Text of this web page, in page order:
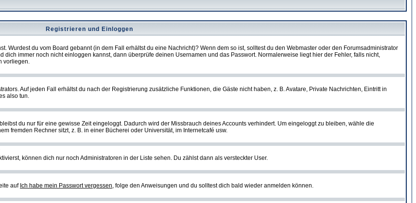
Registrieren und Einloggen
Wurdest du vom Board gebannt (in dem Fall erhältst du eine Nachricht)? Wenn dem so ist, solltest du den Webmaster oder den Forumsadministrator
immer noch nicht einloggen kannst, dann überprüfe deinen Usernamen und das Passwort. Normalerweise liegt hier der Fehler, falls nicht,
vorliegen.
Auf jeden Fall erhältst du nach der Registrierung zusätzliche Funktionen, die Gäste nicht haben, z. B. Avatare, Private Nachrichten, Eintritt in
also tun.
du nur für eine gewisse Zeit eingeloggt. Dadurch wird der Missbrauch deines Accounts verhindert. Um eingeloggt zu bleiben, wähle die
fremden Rechner sitzt, z. B. in einer Bücherei oder Universität, im Internetcafé usw.
können dich nur noch Administratoren in der Liste sehen. Du zählst dann als versteckter User.
auf Ich habe mein Passwort vergessen, folge den Anweisungen und du solltest dich bald wieder anmelden können.